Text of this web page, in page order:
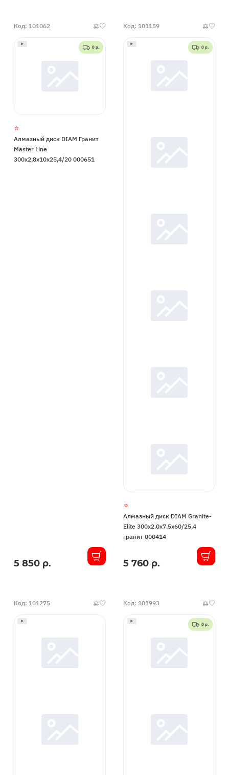
Код: 101062
0 р.
Алмазный диск DIAM Гранит
Master Line
300x2,8x10x25,4/20 000651
В
5 850 р.
Код: 101159
0 р.
Алмазный диск DIAM Granite-
Elite 300x2.0x7.5x60/25,4
гранит 000414
В
5 760 р.
Код: 101275 Код: 101993
0 р.